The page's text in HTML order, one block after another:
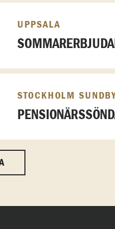
UPPSALA
STOCKHOLM